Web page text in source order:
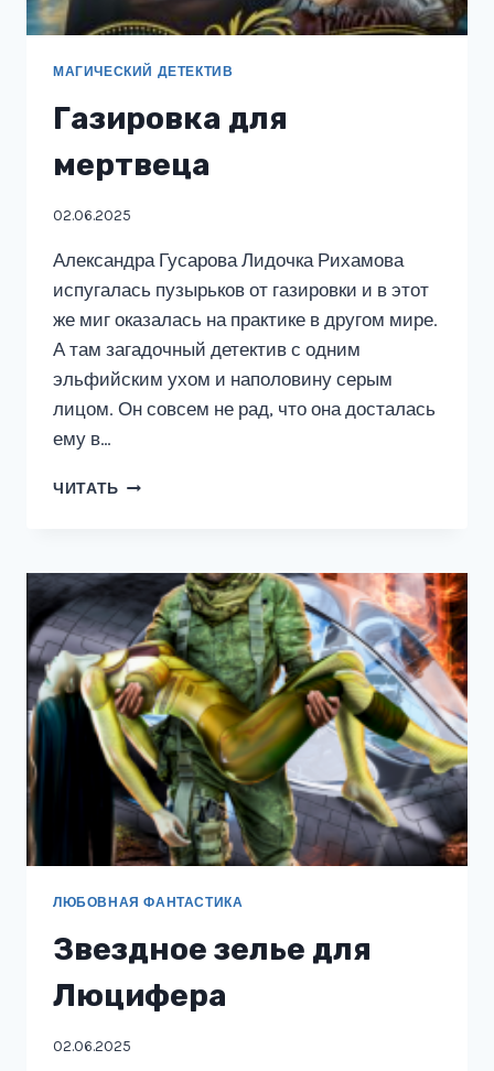
МАГИЧЕСКИЙ ДЕТЕКТИВ
Газировка для
мертвеца
02.06.2025
Александра Гусарова Лидочка Рихамова
испугалась пузырьков от газировки и в этот
же миг оказалась на практике в другом мире.
А там загадочный детектив с одним
эльфийским ухом и наполовину серым
лицом. Он совсем не рад, что она досталась
ему в…
ЧИТАТЬ ГАЗИРОВКА
ЛЮБОВНАЯ ФАНТАСТИКА
Звездное зелье для
Люцифера
02.06.2025